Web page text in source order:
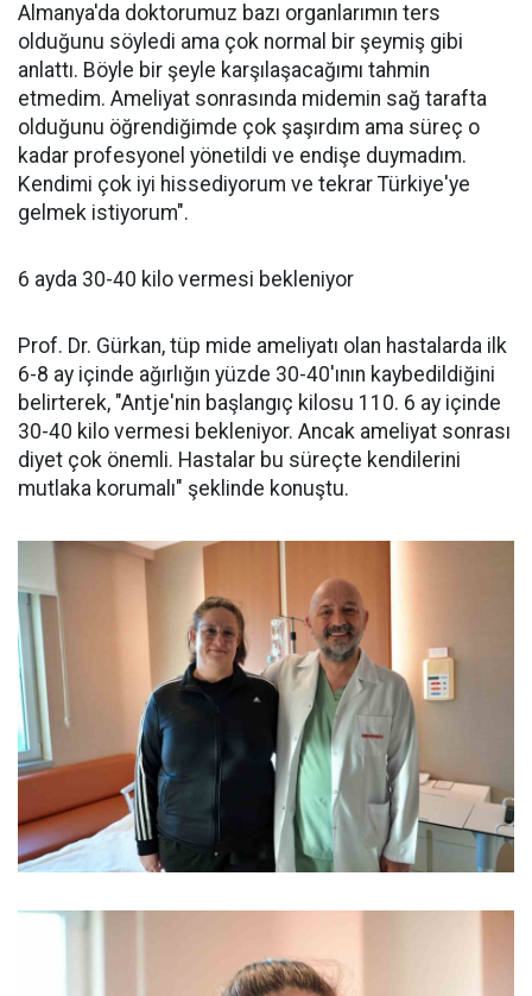
Almanya'da doktorumuz bazı organlarımın ters
olduğunu söyledi ama çok normal bir şeymiş gibi
anlattı. Böyle bir şeyle karşılaşacağımı tahmin
etmedim. Ameliyat sonrasında midemin sağ tarafta
olduğunu öğrendiğimde çok şaşırdım ama süreç o
kadar profesyonel yönetildi ve endişe duymadım.
Kendimi çok iyi hissediyorum ve tekrar Türkiye'ye
gelmek istiyorum".
6 ayda 30-40 kilo vermesi bekleniyor
Prof. Dr. Gürkan, tüp mide ameliyatı olan hastalarda ilk
6-8 ay içinde ağırlığın yüzde 30-40'ının kaybedildiğini
belirterek, "Antje'nin başlangıç kilosu 110. 6 ay içinde
30-40 kilo vermesi bekleniyor. Ancak ameliyat sonrası
diyet çok önemli. Hastalar bu süreçte kendilerini
mutlaka korumalı" şeklinde konuştu.